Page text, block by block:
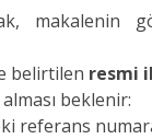
makalenin
belirtilen resmi
beklenir:
referans